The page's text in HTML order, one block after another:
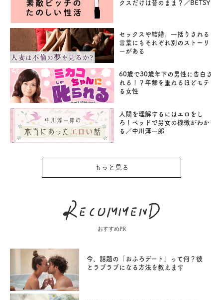
クスだけは昔のまま？／BETSY
セックスや結婚。一括りされる
言葉にもそれぞれ別のストーリ
ーがある
60歳で30歳年下の男性に告白さ
れる！？年齢を重ねるほどモテ
る女性
人間を理解するにはエロをし
ろ！ベッドで男女の機微がわか
る／中川淳一郎
もっと見る
おすすめPR
今、話題の「おふろデート」って何？彼
とラブラブになる方法を教えます